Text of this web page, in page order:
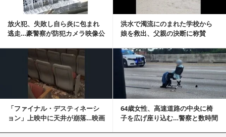
放火犯、失敗し自ら炎に包まれ
逃走…豪警察が防犯カメラ映像公
洪水で濁流にのまれた学校から
娘を救出、父親の決断に称賛
「ファイナル・デスティネーシ
ョン」上映中に天井が崩落…映画
64歳女性、高速道路の中央に椅
子を広げ座り込む…警察と数時間
記事を読む